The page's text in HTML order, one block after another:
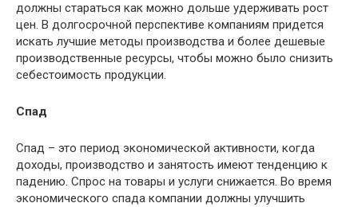
должны стараться как можно дольше удерживать рост
цен. В долгосрочной перспективе компаниям придется
искать лучшие методы производства и более дешевые
производственные ресурсы, чтобы можно было снизить
себестоимость продукции.
Спад
Спад – это период экономической активности, когда
доходы, производство и занятость имеют тенденцию к
падению. Спрос на товары и услуги снижается. Во время
экономического спада компании должны улучшить